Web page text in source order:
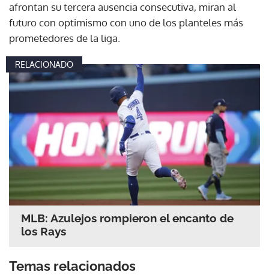
afrontan su tercera ausencia consecutiva, miran al
futuro con optimismo con uno de los planteles más
prometedores de la liga.
RELACIONADO
MLB: Azulejos rompieron el encanto de
los Rays
Temas relacionados